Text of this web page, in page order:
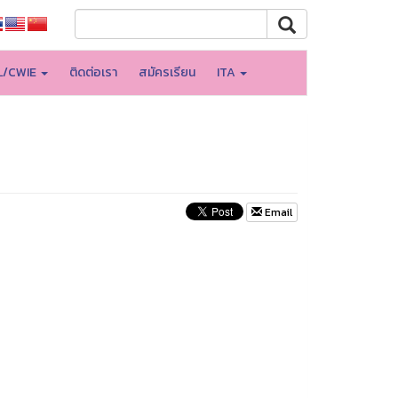
CWIE ติดต่อเรา สมัครเรียน ITA
Email